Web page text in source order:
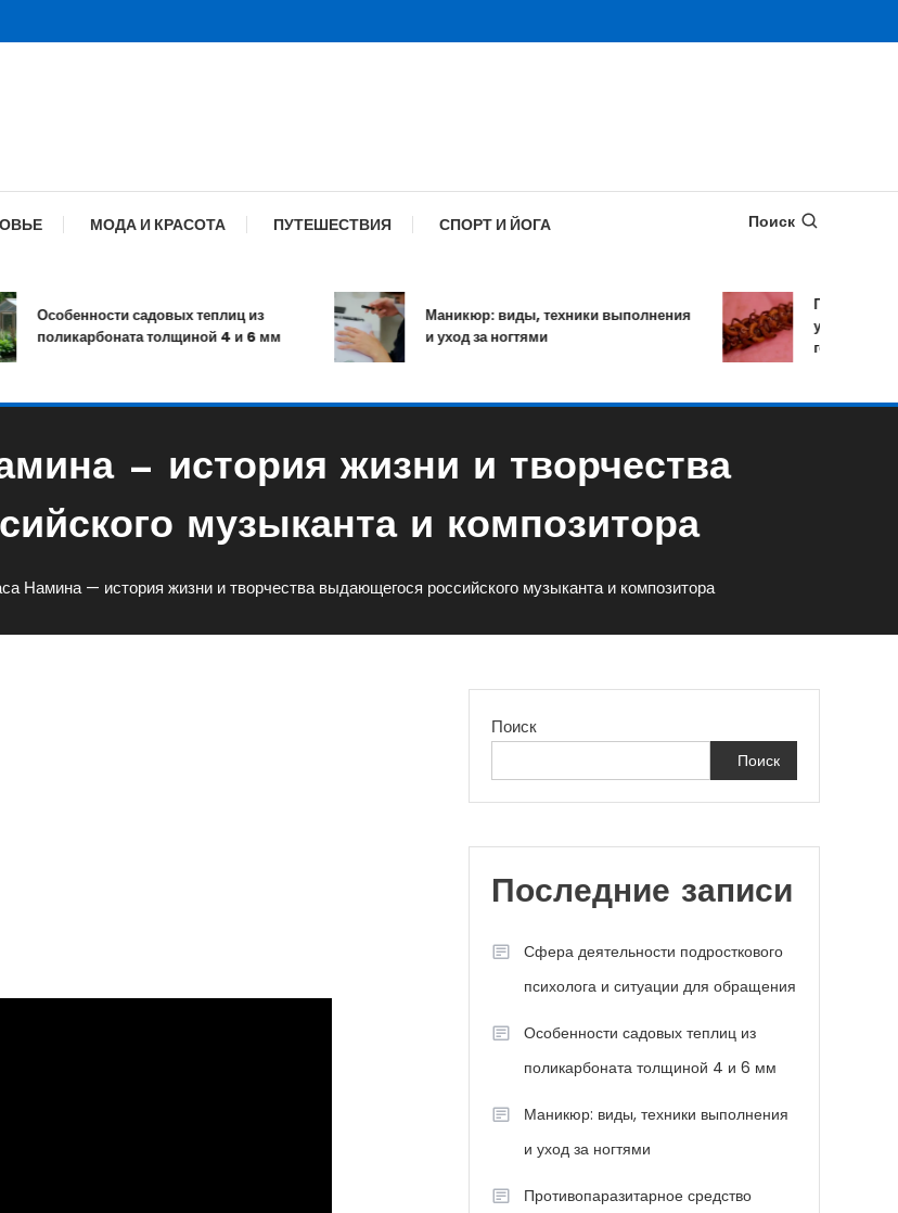
МОДА И КРАСОТА ПУТЕШЕСТВИЯ СПОРТ И ЙОГА Поиск
Особенности садовых теплиц из
поликарбоната толщиной 4 и 6 мм
Маникюр: виды, техники выполнения
и уход за ногтями
уничтожает
гельминтов за
— история жизни и творчества
музыканта и композитора
Намина — история жизни и творчества выдающегося российского музыканта и композитора
Поиск
Поиск
Последние записи
Сфера деятельности подросткового
психолога и ситуации для обращения
Особенности садовых теплиц из
поликарбоната толщиной 4 и 6 мм
Маникюр: виды, техники выполнения
и уход за ногтями
Противопаразитарное средство